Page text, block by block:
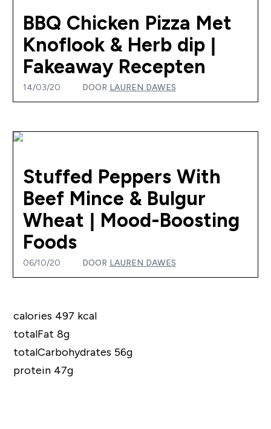
BBQ Chicken Pizza Met
Knoflook & Herb dip |
Fakeaway Recepten
14/03/20 DOOR LAUREN DAWES
Stuffed Peppers With
Beef Mince & Bulgur
Wheat | Mood-Boosting
Foods
06/10/20 DOOR LAUREN DAWES
calories 497 kcal
totalFat 8g
totalCarbohydrates 56g
protein 47g